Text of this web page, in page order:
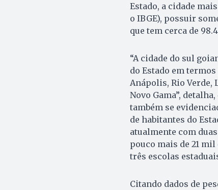
Estado, a cidade
o IBGE), possuir
que tem cerca de
“A cidade do sul
do Estado em
Anápolis, Rio Verde,
Novo Gama”,
também se
de habitantes do
atualmente com
pouco mais de 21
três escolas
Citando dados de